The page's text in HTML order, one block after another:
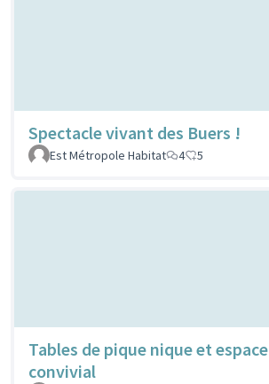
Spectacle vivant des Buers !
Est Métropole Habitat
4 5
Tables de pique nique et espace
convivial